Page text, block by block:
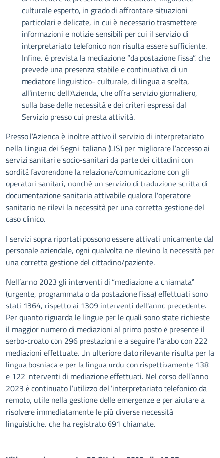
culturale esperto, in grado di affrontare situazioni
particolari e delicate, in cui è necessario trasmettere
informazioni e notizie sensibili per cui il servizio di
interpretariato telefonico non risulta essere sufficiente.
Infine, è prevista la mediazione “da postazione fissa”, che
prevede una presenza stabile e continuativa di un
mediatore linguistico- culturale, di lingua a scelta,
all’interno dell'Azienda, che offra servizio giornaliero,
sulla base delle necessità e dei criteri espressi dal
Servizio presso cui presta attività.
Presso l’Azienda è inoltre attivo il servizio di interpretariato
nella Lingua dei Segni Italiana (LIS) per migliorare l’accesso ai
servizi sanitari e socio-sanitari da parte dei cittadini con
sordità favorendone la relazione/comunicazione con gli
operatori sanitari, nonché un servizio di traduzione scritta di
documentazione sanitaria attivabile qualora l'operatore
sanitario ne rilevi la necessità per una corretta gestione del
caso clinico.
I servizi sopra riportati possono essere attivati unicamente dal
personale aziendale, ogni qualvolta ne rilevino la necessità per
una corretta gestione del cittadino/paziente.
Nell’anno 2023 gli interventi di “mediazione a chiamata”
(urgente, programmata o da postazione fissa) effettuati sono
stati 1364, rispetto ai 1309 interventi dell'anno precedente.
Per quanto riguarda le lingue per le quali sono state richieste
il maggior numero di mediazioni al primo posto è presente il
serbo-croato con 296 prestazioni e a seguire l'arabo con 222
mediazioni effettuate. Un ulteriore dato rilevante risulta per la
lingua bosniaca e per la lingua urdu con rispettivamente 138
e 122 interventi di mediazione effettuati. Nel corso dell’anno
2023 è continuato l’utilizzo dell’interpretariato telefonico da
remoto, utile nella gestione delle emergenze e per aiutare a
risolvere immediatamente le più diverse necessità
linguistiche, che ha registrato 691 chiamate.